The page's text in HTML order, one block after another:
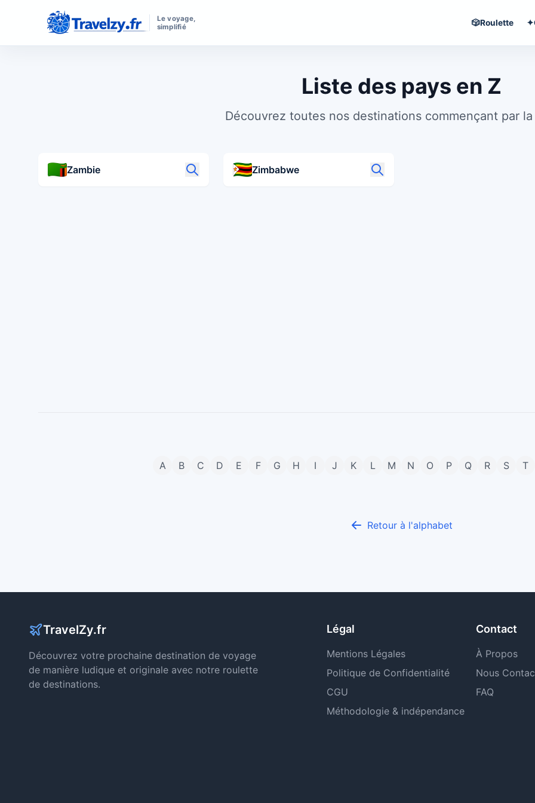
Le voyage,
simplifié
🎲Roulette ✦
Liste des pays en Z
Découvrez toutes nos destinations commençant par
Zambie Zimbabwe
A B C D E F G H I J K L M N O P Q R S T
Retour à l'alphabet
TravelZy.fr
Découvrez votre prochaine destination de voyage
de manière ludique et originale avec notre roulette
de destinations.
Légal
Mentions Légales
Politique de Confidentialité
CGU
Méthodologie & indépendance
Contact
À Propos
Nous
FAQ